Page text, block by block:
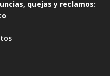
quejas y reclamos: